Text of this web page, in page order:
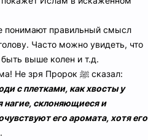
понимают правильный смысл
Часто можно увидеть, что
выше колен и т.д.
Не зря Пророк ﷺ сказал:
с плетками, как хвосты у
склоняющиеся и
его аромата, хотя его